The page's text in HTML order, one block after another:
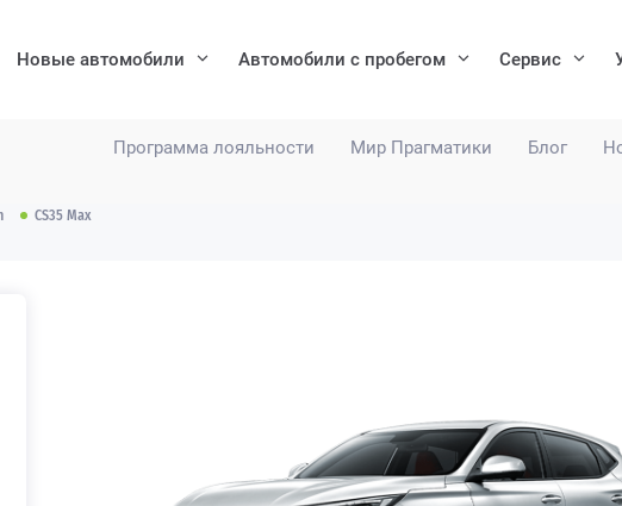
Программа лояльности Мир Прагматики Блог
Новые автомобили Автомобили с пробегом Сервис
CS35 Max